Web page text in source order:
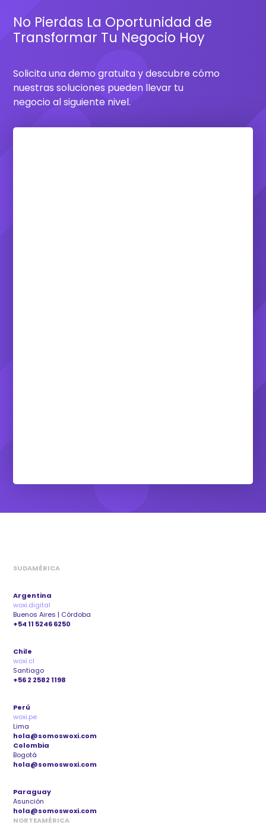
No Pierdas La Oportunidad de
Transformar Tu Negocio Hoy
Solicita una demo gratuita y descubre cómo
nuestras soluciones pueden llevar tu
negocio al siguiente nivel.
SUDAMÉRICA
Argentina
woxi.digital
Buenos Aires | Córdoba
+54 11 5246 6250
Chile
woxi.cl
Santiago
+56 2 2582 1198
Perú
woxi.pe
Lima
hola@somoswoxi.com
Colombia
Bogotá
hola@somoswoxi.com
Paraguay
Asunción
hola@somoswoxi.com
NORTEAMÉRICA